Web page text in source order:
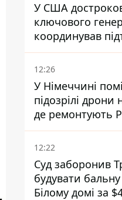
У США
ключового
координував
України -
замовчують
12:26
У Німеччині
підозрілі
де ремонтують
12:22
Суд заборонив
будувати бальну
Білому домі за